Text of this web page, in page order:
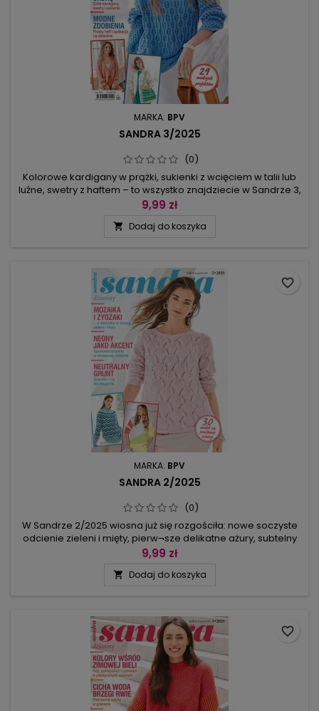
MARKA: BPV
SANDRA 3/2025
(0)
Kolorowe kardigany w prążki, sukienki z wcięciem w talii lub
luźne, swetry z haftem – to wszystko znajdziecie w Sandrze 3,
która powstała z myślą o lecie.Wśród prostych splotów z
które można wykonać w jednym kolorze (wtedy np. powstają
9,99 zł
 Dodaj do koszyka
MARKA: BPV
SANDRA 2/2025
(0)
W Sandrze 2/2025 wiosna już się rozgościła: nowe soczyste
odcienie zieleni i mięty, pierw¬sze delikatne ażury, subtelny
róż i srebrzysta szarość – to kolory dzianin, którymi ją
jedne są bardzo proste (bezrękawnik, sukienka z
9,99 zł
 Dodaj do koszyka
favorite_border
favorite_border